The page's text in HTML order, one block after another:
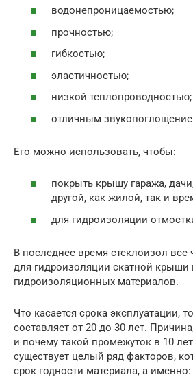
водонепроницаемостью;
прочностью;
гибкостью;
эластичностью;
низкой теплопроводностью;
отличным
Его можно использовать, чтобы:
покрыть крышу гаража,
другой, как жилой, так и
для гидроизоляции
В последнее время стеклоизол
для гидроизоляции скатной
гидроизоляционных материалов.
Что касается срока эксплуатации,
составляет от 20 до 30 лет.
и почему такой промежуток в 10
существует целый ряд факторов,
срок годности материала, а именно: